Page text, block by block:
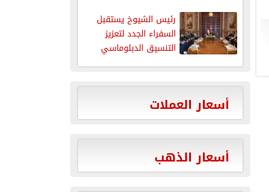
رئيس الشيوخ يستقبل
السفراء الجدد لتعزيز
التنسيق الدبلوماسي
أسعار العملات
أسعار الذهب